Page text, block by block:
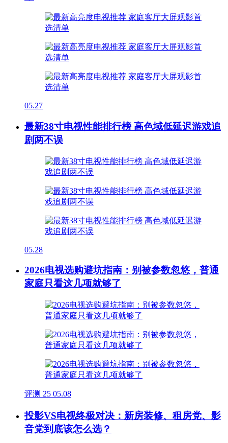
05.27
最新38寸电视性能排行榜 高色域低延迟游戏追
剧两不误
05.28
2026电视选购避坑指南：别被参数忽悠，普通
家庭只看这几项就够了
评测 25 05.08
投影VS电视终极对决：新房装修、租房党、影
音党到底该怎么选？